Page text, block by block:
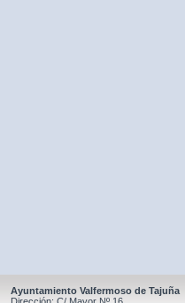
Ayuntamiento Valfermoso de Tajuña